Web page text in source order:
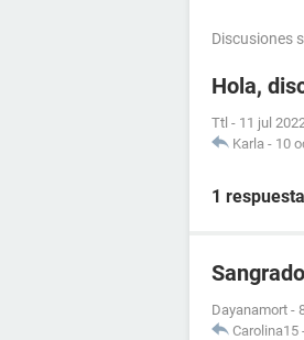
Discusiones
Hola,
Ttl - 11 jul
Karla - 10
1 respuesta
Dayanamort -
Carolina15